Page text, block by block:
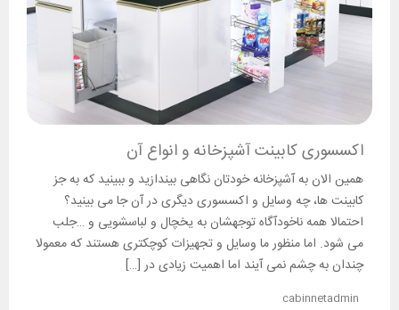
اکسسوری کابینت آشپزخانه و انواع آن
همین الان به آشپزخانه خودتان نگاهی بیندازید و ببینید که به جز
کابینت ها، چه وسایل و اکسسوری دیگری در آن جا می بینید؟
احتمالا همه ناخودآگاه توجهشان به یخچال و لباسشویی و …جلب
می شود. اما منظور ما وسایل و تجهیزات کوچکتری هستند که معمولا
چندان به چشم نمی آیند اما اهمیت زیادی در […]
cabinnetadmin